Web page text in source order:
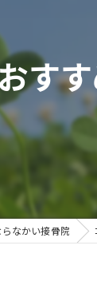
す
なかい接骨院